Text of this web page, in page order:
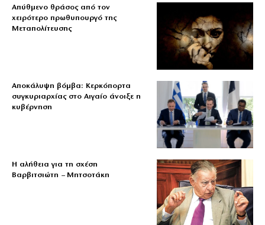
Απύθμενο θράσος από τον
χειρότερο πρωθυπουργό της
Μεταπολίτευσης
Αποκάλυψη βόμβα: Κερκόπορτα
συγκυριαρχίας στο Αιγαίο άνοιξε η
κυβέρνηση
Η αλήθεια για τη σχέση
Βαρβιτσιώτη – Μητσοτάκη